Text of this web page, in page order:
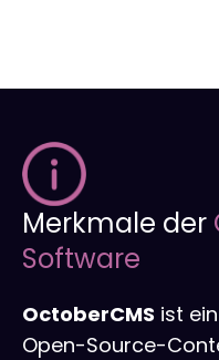
tools
Merkmale der
Software
OctoberCMS ist
Open-Source-